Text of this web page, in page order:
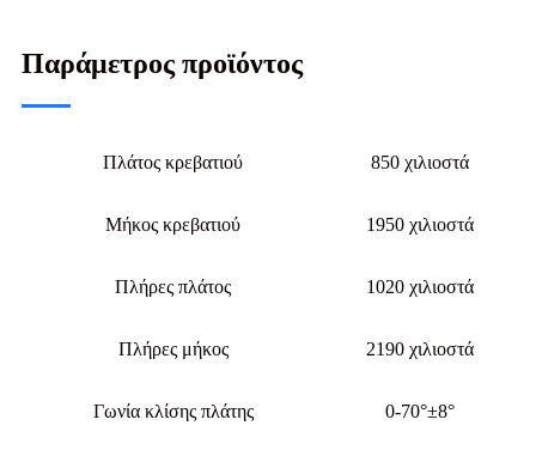
Παράμετρος προϊόντος
Πλάτος κρεβατιού 850 χιλιοστά
Μήκος κρεβατιού 1950 χιλιοστά
Πλήρες πλάτος 1020 χιλιοστά
Πλήρες μήκος 2190 χιλιοστά
Γωνία κλίσης πλάτης 0-70°±8°